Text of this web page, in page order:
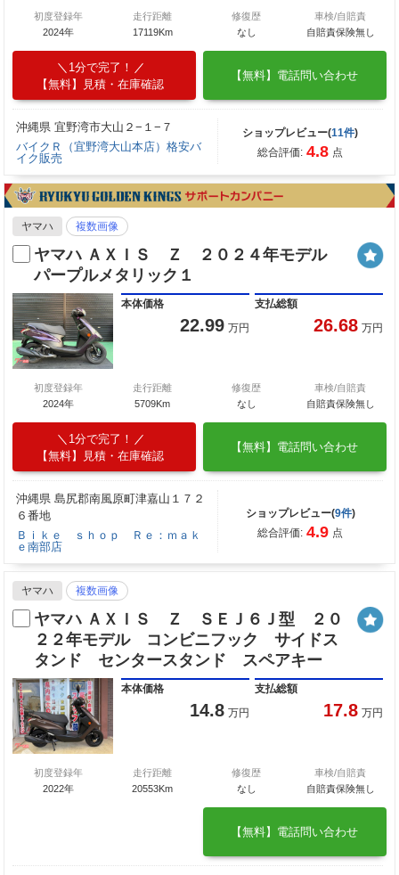
初度登録年
2024年
走行距離
17119Km
修復歴
なし
車検/自賠責
自賠責保険無し
1分で完了！
【無料】見積・在庫確認
【無料】電話問い合わせ
沖縄県 宜野湾市大山２−１−７
バイクＲ（宜野湾大山本店）格安バ
イク販売
ショップレビュー(11件)
総合評価: 4.8 点
ヤマハ 複数画像
ヤマハ ＡＸＩＳ Ｚ ２０２４年モデル
パープルメタリック１
本体価格
22.99 万円
支払総額
26.68 万円
初度登録年
2024年
走行距離
5709Km
修復歴
なし
車検/自賠責
自賠責保険無し
1分で完了！
【無料】見積・在庫確認
【無料】電話問い合わせ
沖縄県 島尻郡南風原町津嘉山１７２
６番地
Ｂｉｋｅ ｓｈｏｐ Ｒｅ：ｍａｋ
ｅ南部店
ショップレビュー(9件)
総合評価: 4.9 点
ヤマハ 複数画像
ヤマハ ＡＸＩＳ Ｚ ＳＥＪ６Ｊ型 ２０
２２年モデル コンビニフック サイドス
タンド センタースタンド スペアキー
本体価格
14.8 万円
支払総額
17.8 万円
初度登録年
2022年
走行距離
20553Km
修復歴
なし
車検/自賠責
自賠責保険無し
【無料】電話問い合わせ